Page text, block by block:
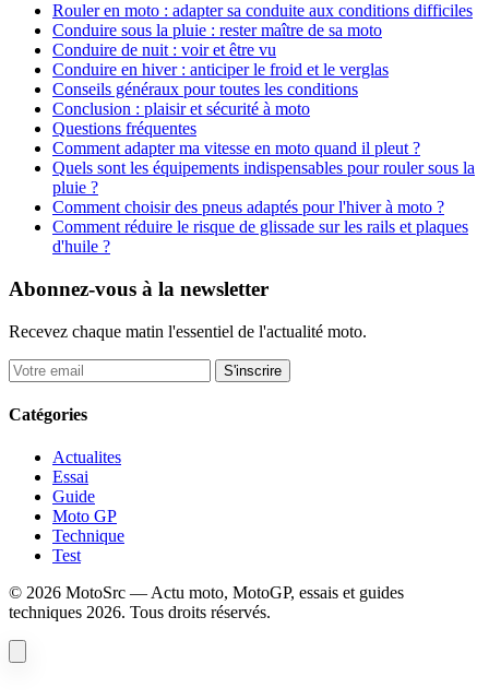
Rouler en moto : adapter sa conduite aux conditions difficiles
Conduire sous la pluie : rester maître de sa moto
Conduire de nuit : voir et être vu
Conduire en hiver : anticiper le froid et le verglas
Conseils généraux pour toutes les conditions
Conclusion : plaisir et sécurité à moto
Questions fréquentes
Comment adapter ma vitesse en moto quand il pleut ?
Quels sont les équipements indispensables pour rouler sous la
pluie ?
Comment choisir des pneus adaptés pour l'hiver à moto ?
Comment réduire le risque de glissade sur les rails et plaques
d'huile ?
Abonnez-vous à la newsletter
Recevez chaque matin l'essentiel de l'actualité moto.
S'inscrire
Catégories
Actualites
Essai
Guide
Moto GP
Technique
Test
© 2026 MotoSrc — Actu moto, MotoGP, essais et guides
techniques 2026. Tous droits réservés.